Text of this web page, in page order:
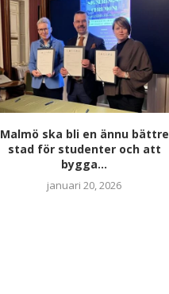
Malmö ska bli en ännu bättre
stad för studenter och att
bygga...
januari 20, 2026